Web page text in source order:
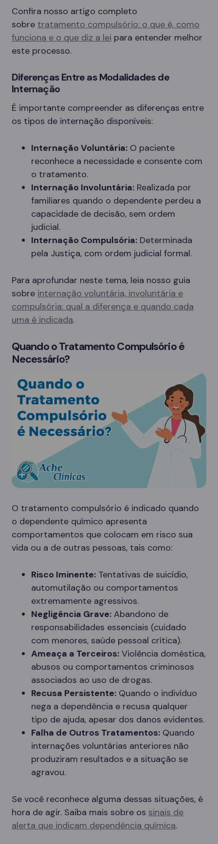
Confira nosso artigo completo
sobre tratamento compulsório: o que é, como
funciona e o que diz a lei para entender melhor
este processo.
Diferenças Entre as Modalidades de
Internação
É importante compreender as diferenças entre
os tipos de internação disponíveis:
Internação Voluntária: O paciente
reconhece a necessidade e consente com
o tratamento.
Internação Involuntária: Realizada por
familiares quando o dependente perdeu a
capacidade de decisão, sem ordem
judicial.
Internação Compulsória: Determinada
pela Justiça, com ordem judicial formal.
Para aprofundar neste tema, leia nosso guia
sobre internação voluntária, involuntária e
compulsória: qual a diferença e quando cada
uma é indicada.
Quando o Tratamento Compulsório é
Necessário?
O tratamento compulsório é indicado quando
o dependente químico apresenta
comportamentos que colocam em risco sua
vida ou a de outras pessoas, tais como:
Risco Iminente: Tentativas de suicídio,
automutilação ou comportamentos
extremamente agressivos.
Negligência Grave: Abandono de
responsabilidades essenciais (cuidado
com menores, saúde pessoal crítica).
Ameaça a Terceiros: Violência doméstica,
abusos ou comportamentos criminosos
associados ao uso de drogas.
Recusa Persistente: Quando o indivíduo
nega a dependência e recusa qualquer
tipo de ajuda, apesar dos danos evidentes.
Falha de Outros Tratamentos: Quando
internações voluntárias anteriores não
produziram resultados e a situação se
agravou.
Se você reconhece alguma dessas situações, é
hora de agir. Saiba mais sobre os sinais de
alerta que indicam dependência química.